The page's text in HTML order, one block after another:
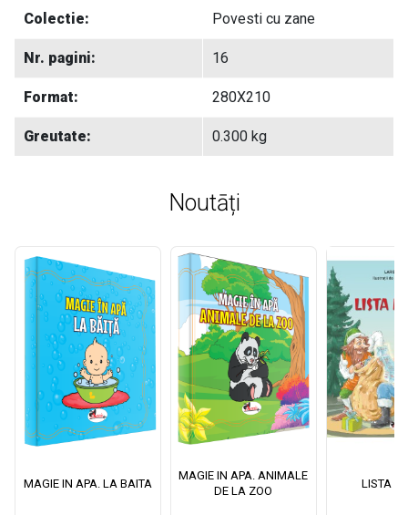
Colectie: Povesti cu zane
Nr. pagini: 16
Format: 280X210
Greutate: 0.300 kg
Noutāți
MAGIE IN APA. LA BAITA
MAGIE IN APA. ANIMALE
DE LA ZOO
LISTA